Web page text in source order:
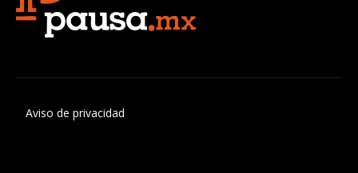
Aviso de privacidad